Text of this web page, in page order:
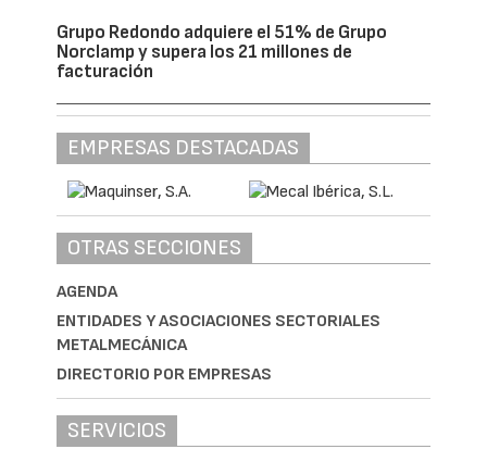
Grupo Redondo adquiere el 51% de Grupo
Norclamp y supera los 21 millones de
facturación
EMPRESAS DESTACADAS
OTRAS SECCIONES
AGENDA
ENTIDADES Y ASOCIACIONES SECTORIALES
METALMECÁNICA
DIRECTORIO POR EMPRESAS
SERVICIOS